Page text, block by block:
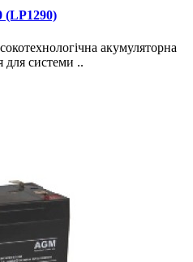
(LP1290)
акумуляторна
для системи ..